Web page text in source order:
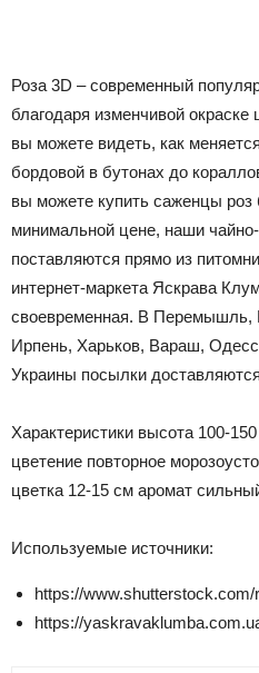
Роза 3D – современный
благодаря изменчивой окраске
вы можете видеть, как
бордовой в бутонах до
вы можете купить саженцы роз
минимальной цене, наши
поставляются прямо из
интернет-маркета Яскрава
своевременная. В Перемышль,
Ирпень, Харьков, Вараш,
Украины посылки
Характеристики высота 100-
цветение повторное
цветка 12-15 см аромат
Используемые источники:
https://
https://